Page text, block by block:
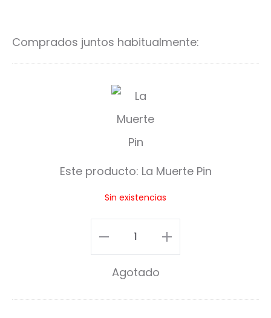
Comprados juntos habitualmente:
L
a
M
r
e
P
i
Este producto: La Muerte Pin
Sin existencias
La
Muerte
cantidad
Agotado